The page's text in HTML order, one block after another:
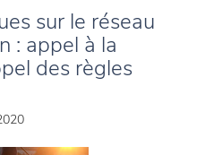
sur le réseau
: appel à la
des règles